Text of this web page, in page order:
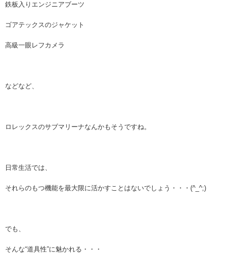
鉄板入りエンジニアブーツ
ゴアテックスのジャケット
高級一眼レフカメラ
などなど、
ロレックスのサブマリーナなんかもそうですね。
日常生活では、
それらのもつ機能を最大限に活かすことはないでしょう・・・(^_^;)
でも、
そんな“道具性”に魅かれる・・・